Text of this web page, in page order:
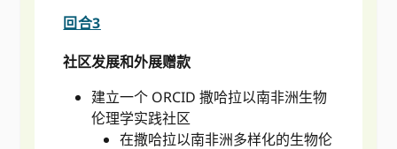
回合3
社区发展和外展赠款
建立一个 ORCID 撒哈拉以南非洲生物
伦理学实践社区
在撒哈拉以南非洲多样化的生物伦